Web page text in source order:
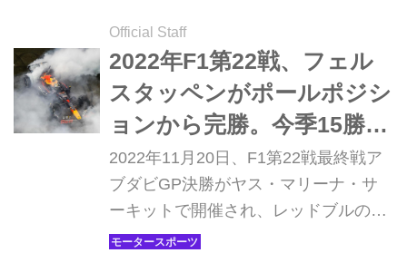
Official Staff
2022年F1第22戦、フェル
スタッペンがポールポジシ
ョンから完勝。今季15勝で
シーズンを締めくくる【ア
ブダビGP決勝】
2022年11月20日、F1第22戦最終戦ア
ブダビGP決勝がヤス・マリーナ・サ
ーキットで開催され、レッドブルのマ
ックス・フェルスタッペンが優勝、2